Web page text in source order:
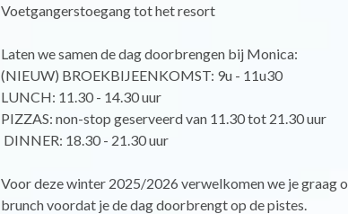
Voetgangerstoegang tot het resort
Laten we samen de dag doorbrengen bij Monica:
(NIEUW) BROEKBIJEENKOMST: 9u - 11u30
LUNCH: 11.30 - 14.30 uur
PIZZAS: non-stop geserveerd van 11.30 tot 21.30 uur
️ DINNER: 18.30 - 21.30 uur
Voor deze winter 2025/2026 verwelkomen we je graag
brunch voordat je de dag doorbrengt op de pistes.